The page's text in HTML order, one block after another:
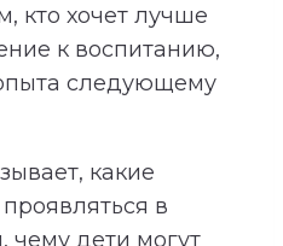
кто хочет лучше
к воспитанию,
следующему
какие
в
чему дети могут